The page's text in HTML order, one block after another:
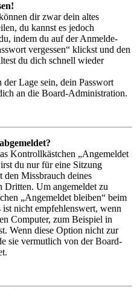
dir zwar dein altes
du kannst es jedoch
indem du auf der Anmelde-
vergessen“ klickst und den
du dich schnell wieder
Lage sein, dein Passwort
an die Board-Administration.
Kontrollkästchen „Angemeldet
du nur für eine Sitzung
den Missbrauch deines
Dritten. Um angemeldet zu
„Angemeldet bleiben“ beim
nicht empfehlenswert, wenn
Computer, zum Beispiel in
Wenn diese Option nicht zur
sie vermutlich von der Board-